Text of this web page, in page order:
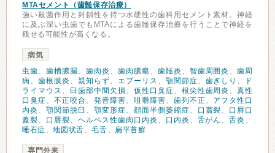
MTAセメント（歯髄保存治療）
強い殺菌作用と封鎖性を持つ水硬性の歯科用セメント素材。神経
に及ぶ深い虫歯でもMTAによる歯髄保存治療を行うことで神経を
残せる可能性が高くなる。
病気
虫歯、 歯槽膿漏、 歯肉炎 、 歯肉膿瘍、 歯髄炎 、 智歯周囲炎 、歯周
病、 歯根膜炎 、 親知らず、 エプーリス 、 顎関節症、 歯ぎしり 、
ド
ライマウス 、 臼歯部中間欠損 、 仮性口臭症、 根尖性歯周炎 、真性
口臭症、 不正咬合、 発音障害、 咀嚼障害、 歯列不正 、 アフタ性口
内炎 、 顎関節脱臼 、 顎変形症、 顔面半側萎縮症、 口蓋裂、 口唇口
蓋裂、 口唇裂、 ヘルペス性歯肉口内炎 、 口内炎 、 舌がん 、舌炎 、
唾石症、地図状舌、毛舌、 扁平苔癬
専門外来